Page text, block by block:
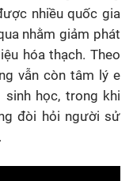
nhiều quốc gia
nhằm giảm phát
hóa thạch. Theo
vẫn còn tâm lý e
sinh học, trong khi
đòi hỏi người sử